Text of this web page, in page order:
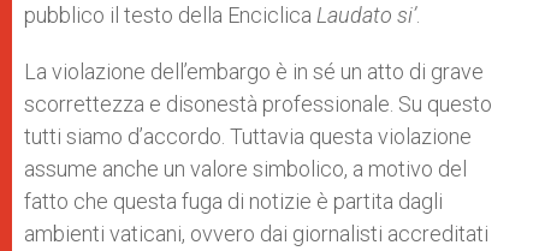
pubblico il testo della Enciclica Laudato si’.
La violazione dell’embargo è in sé un atto di grave
scorrettezza e disonestà professionale. Su questo
tutti siamo d’accordo. Tuttavia questa violazione
assume anche un valore simbolico, a motivo del
fatto che questa fuga di notizie è partita dagli
ambienti vaticani, ovvero dai giornalisti accreditati